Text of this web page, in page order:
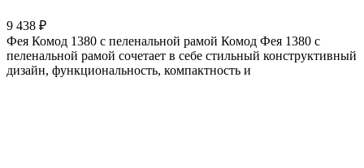
9 438 ₽
Фея Комод 1380 с пеленальной рамой Комод Фея 1380 с
пеленальной рамой сочетает в себе стильный конструктивный
дизайн, функциональность, компактность и